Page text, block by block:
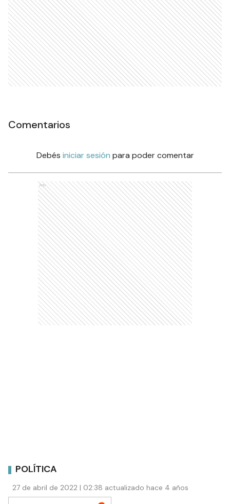
Comentarios
Debés iniciar sesión para poder comentar
Ads
POLÍTICA
27 de abril de 2022 | 02:38 actualizado hace 4 años